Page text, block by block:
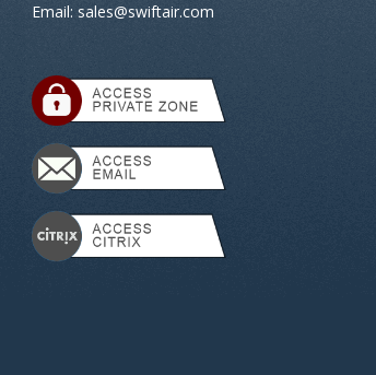
Email: sales@swiftair.com